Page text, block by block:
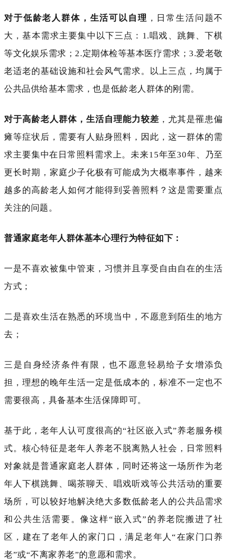
对于低龄老人群体，生活可以自理 ，日常生活问题不
大，基本需求主要集中以下三点： 1.唱戏、跳舞、下棋
等文化娱乐需求；2.定期体检等基本医疗需求；3.爱老敬
老适老的基础设施和社会风气需求。以上三点，均属于
公共品供给基本需求，也是低龄老人群体的刚需。
对于高龄老人群体，生活自理能力较差 ，尤其是罹患偏
瘫等症状后，需要有人贴身照料，因此，这一群体的需
求主要集中在日常照料需求上。未来15年至30年、乃至
更长时期，家庭少子化极有可能成为大概率事件，越来
越多的高龄老人如何才能得到妥善照料？这是需要重点
关注的问题。
普通家庭老年人群体基本心理行为特征如下：
一是不喜欢被集中管束，习惯并且享受自由自在的生活
方式；
二是喜欢生活在熟悉的环境当中，不愿意到陌生的地方
去；
三是自身经济条件有限，也不愿意轻易给子女增添负
担，理想的晚年生活一定是低成本的，标准不一定也不
需要很高，具备基本生活保障即可。
基于此，老年人认可度很高的“社区嵌入式”养老服务模
式。核心特征是老年人养老不脱离熟人社会，日常照料
对象就是普通家庭老人群体，同时还将这一场所作为老
年人下棋跳舞、喝茶聊天、唱戏听戏等公共活动的重要
场所，可以较好地解决绝大多数低龄老人的公共品需求
和公共生活需要。像这样“嵌入式”的养老院搬进了社
区，建在了老年人的家门口，满足老年人“在家门口养
老”或“不离家养老”的意愿和需求。